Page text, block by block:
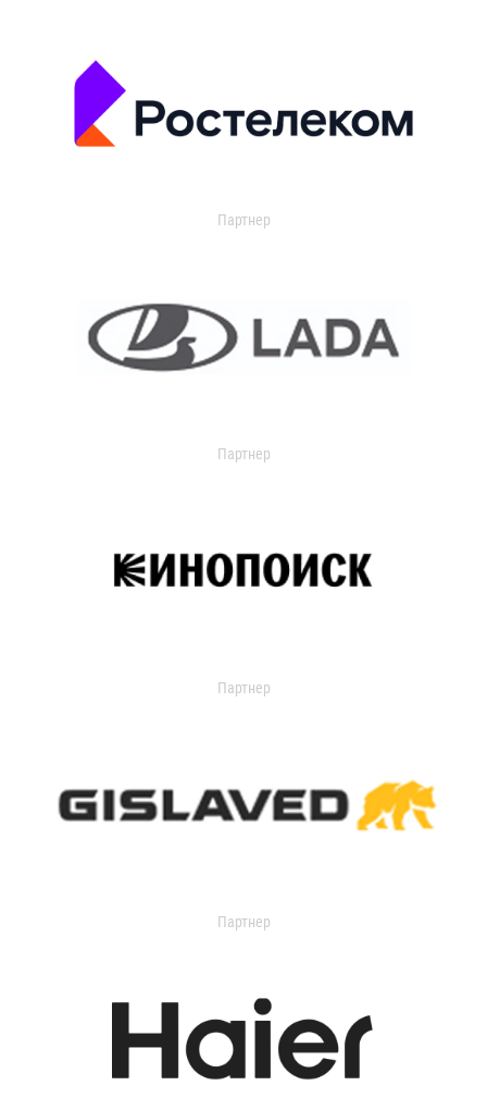
Партнер
Партнер
Партнер
Партнер